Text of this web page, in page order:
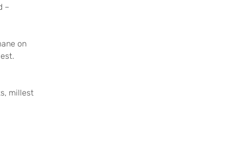
–
on
millest